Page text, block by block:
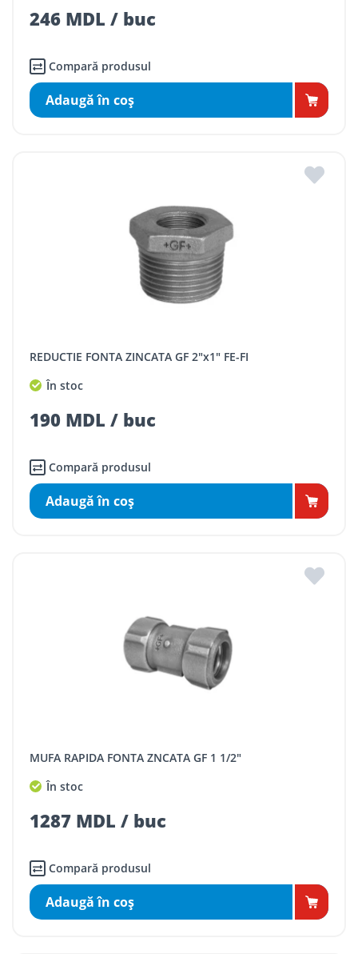
246 MDL / buc
Compară produsul
Adaugă în coş
REDUCTIE FONTA ZINCATA GF 2"x1" FE-FI
În stoc
190 MDL / buc
Compară produsul
Adaugă în coş
MUFA RAPIDA FONTA ZNCATA GF 1 1/2"
În stoc
1287 MDL / buc
Compară produsul
Adaugă în coş